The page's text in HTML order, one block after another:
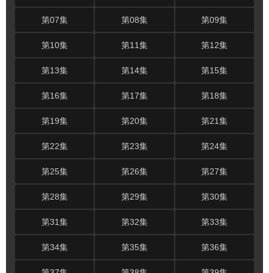
第07集 第08集 第09集
第10集 第11集 第12集
第13集 第14集 第15集
第16集 第17集 第18集
第19集 第20集 第21集
第22集 第23集 第24集
第25集 第26集 第27集
第28集 第29集 第30集
第31集 第32集 第33集
第34集 第35集 第36集